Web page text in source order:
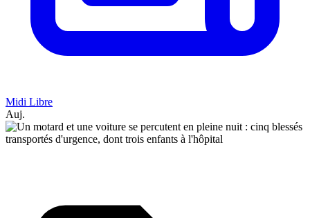
Midi Libre
Auj.